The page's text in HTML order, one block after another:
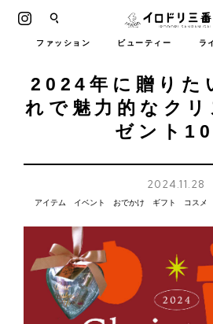
ファッション ビューティー ラ
Instagram
2024年に贈りた
れで魅力的なク
ゼント10
2024.11.28
アイテム イベント おでかけ ギフト コスメ